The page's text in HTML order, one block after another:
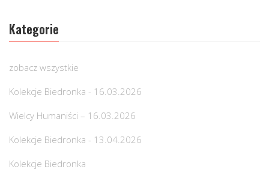
Kategorie
zobacz wszystkie
Kolekcje Biedronka - 16.03.2026
Wielcy Humaniści – 16.03.2026
Kolekcje Biedronka - 13.04.2026
Kolekcje Biedronka